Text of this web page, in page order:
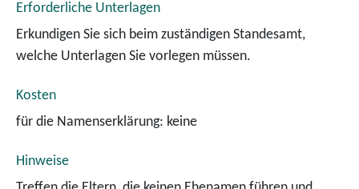
Erforderliche Unterlagen
Erkundigen Sie sich beim zuständigen Standesamt,
welche Unterlagen Sie vorlegen müssen.
Kosten
für die Namenserklärung: keine
Hinweise